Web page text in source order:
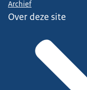
Archief
Over deze site